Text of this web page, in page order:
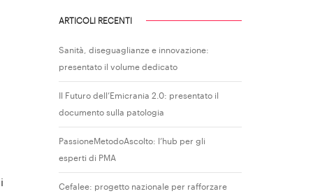
ARTICOLI RECENTI
Sanità, diseguaglianze e innovazione:
presentato il volume dedicato
Il Futuro dell’Emicrania 2.0: presentato il
documento sulla patologia
PassioneMetodoAscolto: l’hub per gli
esperti di PMA
Cefalee: progetto nazionale per rafforzare